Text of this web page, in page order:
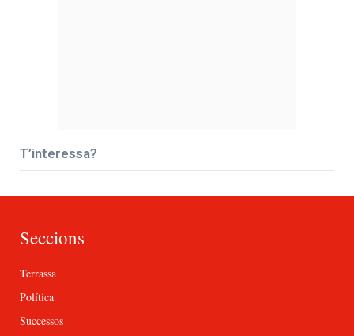
T’interessa?
Seccions
Terrassa
Política
Successos